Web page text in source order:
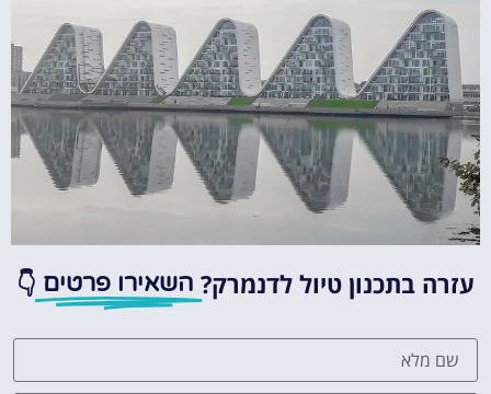
עזרה בתכנון טיול לדנמרק? השאירו פרטים 👇